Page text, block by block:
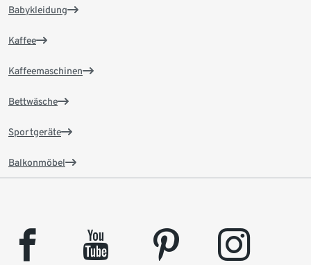
Babykleidung
Kaffee
Kaffeemaschinen
Bettwäsche
Sportgeräte
Balkonmöbel
facebook youtube pinterest instagram